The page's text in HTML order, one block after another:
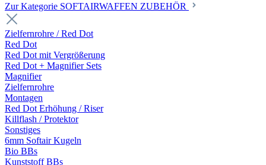
Zur Kategorie SOFTAIRWAFFEN ZUBEHÖR
Zielfernrohre / Red Dot
Red Dot
Red Dot mit Vergrößerung
Red Dot + Magnifier Sets
Magnifier
Zielfernrohre
Montagen
Red Dot Erhöhung / Riser
Killflash / Protektor
Sonstiges
6mm Softair Kugeln
Bio BBs
Kunststoff BBs